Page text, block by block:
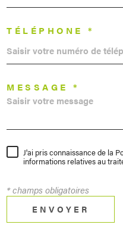
TÉLÉPHONE *
MESSAGE *
J'ai pris connaissance de la
informations relatives au
* champs obligatoires
ENVOYER